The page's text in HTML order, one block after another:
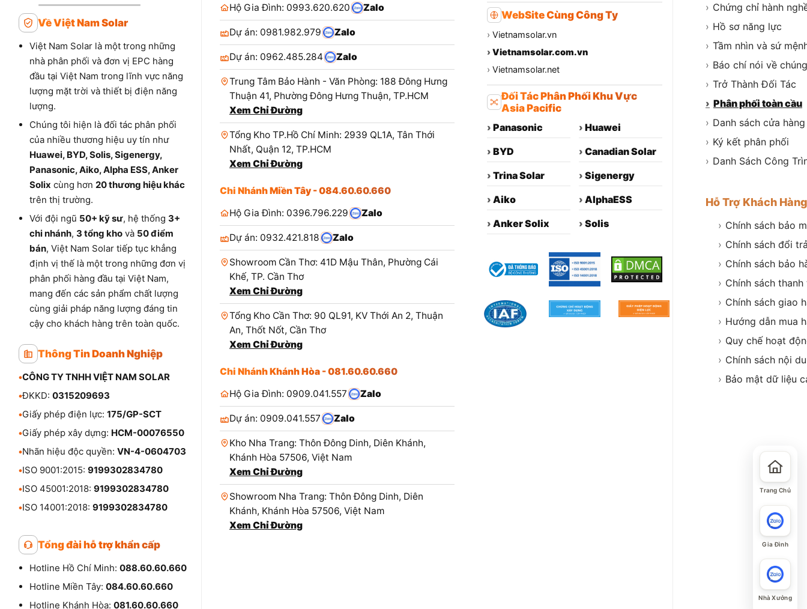
Về Việt Nam Solar
Việt Nam Solar là một trong những
nhà phân phối và đơn vị EPC hàng
đầu tại Việt Nam trong lĩnh vực năng
lượng mặt trời và thiết bị điện năng
lượng.
Chúng tôi hiện là đối tác phân phối
của nhiều thương hiệu uy tín như
Huawei, BYD, Solis, Sigenergy,
Panasonic, Aiko, Alpha ESS, Anker
Solix cùng hơn 20 thương hiệu khác
trên thị trường.
Với đội ngũ 50+ kỹ sư, hệ thống 3+
chi nhánh, 3 tổng kho và 50 điểm
bán, Việt Nam Solar tiếp tục khẳng
định vị thế là một trong những đơn vị
phân phối hàng đầu tại Việt Nam,
mang đến các sản phẩm chất lượng
cùng giải pháp năng lượng đáng tin
cậy cho khách hàng trên toàn quốc.
Thông Tin Doanh Nghiệp
•CÔNG TY TNHH VIỆT NAM SOLAR
•ĐKKD: 0315209693
•Giấy phép điện lực: 175/GP-SCT
•Giấy phép xây dựng: HCM-00076550
•Nhãn hiệu độc quyền: VN-4-0604703
•ISO 9001:2015: 9199302834780
•ISO 45001:2018: 9199302834780
•ISO 14001:2018: 9199302834780
Tổng đài hỗ trợ khẩn cấp
Hotline Hồ Chí Minh: 088.60.60.660
Hotline Miền Tây: 084.60.60.660
Hotline Khánh Hòa: 081.60.60.660
Hộ Gia Đình: 0993.620.620
Zalo
Dự án: 0981.982.979 Zalo
Dự án: 0962.485.284 Zalo
Trung Tâm Bảo Hành - Văn Phòng: 188 Đông Hưng
Thuận 41, Phường Đông Hưng Thuận, TP.HCM
Xem Chỉ Đường
Tổng Kho TP.Hồ Chí Minh: 2939 QL1A, Tân Thới
Nhất, Quận 12, TP.HCM
Xem Chỉ Đường
Chi Nhánh Miền Tây - 084.60.60.660
Hộ Gia Đình: 0396.796.229
Zalo
Dự án: 0932.421.818 Zalo
Showroom Cần Thơ: 41D Mậu Thân, Phường Cái
Khế, TP. Cần Thơ
Xem Chỉ Đường
Tổng Kho Cần Thơ: 90 QL91, KV Thới An 2, Thuận
An, Thốt Nốt, Cần Thơ
Xem Chỉ Đường
Chi Nhánh Khánh Hòa - 081.60.60.660
Hộ Gia Đình: 0909.041.557
Zalo
Dự án: 0909.041.557 Zalo
Kho Nha Trang: Thôn Đông Dinh, Diên Khánh,
Khánh Hòa 57506, Việt Nam
Xem Chỉ Đường
Showroom Nha Trang: Thôn Đông Dinh, Diên
Khánh, Khánh Hòa 57506, Việt Nam
Xem Chỉ Đường
WebSite Cùng Công Ty
› Vietnamsolar.vn
› Vietnamsolar.com.vn
› Vietnamsolar.net
Đối Tác Phân Phối Khu Vực
Asia Pacific
› Panasonic › Huawei
› BYD › Canadian Solar
› Trina Solar › Sigenergy
› Aiko › AlphaESS
› Anker Solix › Solis
› Chứng chỉ hành
› Hồ sơ năng lực
› Tầm nhìn và sứ
› Báo chí nói về
› Trở Thành Đối Tác
› Phân phối toàn cầu
› Danh sách cửa hàng
› Ký kết phân phối
› Danh Sách Công
Hỗ Trợ Khách Hàng
› Chính sách bảo
› Chính sách đổi
› Chính sách bảo
› Chính sách thanh
› Chính sách giao
› Hướng dẫn mua
› Quy chế hoạt
› Chính sách nội
› Bảo mật dữ liệu
Trang Chủ
Gia Đình
Nhà Xưởng